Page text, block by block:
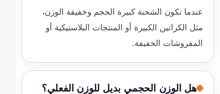
عندما تكون الشحنة كبيرة الحجم وخفيفة الوزن،
مثل الكراتين الكبيرة أو المنتجات البلاستيكية أو
المفروشات الخفيفة.
هل الوزن الحجمي بديل للوزن الفعلي؟